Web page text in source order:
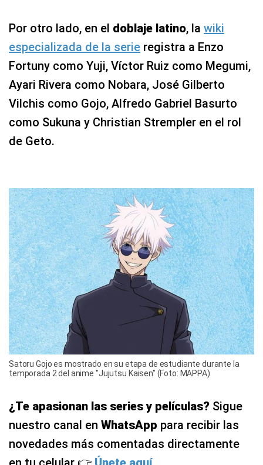
Por otro lado, en el doblaje latino, la wiki
especializada de la serie registra a Enzo
Fortuny como Yuji, Víctor Ruiz como Megumi,
Ayari Rivera como Nobara, José Gilberto
Vilchis como Gojo, Alfredo Gabriel Basurto
como Sukuna y Christian Strempler en el rol
de Geto.
Satoru Gojo es mostrado en su etapa de estudiante durante la
temporada 2 del anime "Jujutsu Kaisen" (Foto: MAPPA)
¿Te apasionan las series y películas? Sigue
nuestro canal en WhatsApp para recibir las
novedades más comentadas directamente